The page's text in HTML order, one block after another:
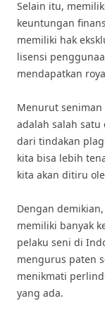
Selain itu,
keuntungan
memiliki hak
lisensi
mendapatkan
Menurut seniman
adalah salah
dari tindakan
kita bisa lebih
kita akan ditiru
Dengan
memiliki banyak
pelaku seni di
mengurus paten
menikmati
yang ada.